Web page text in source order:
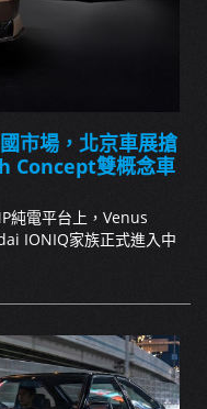
市場，北京車展搶
Concept雙概念車
純電平台上，Venus
IONIQ家族正式進入中